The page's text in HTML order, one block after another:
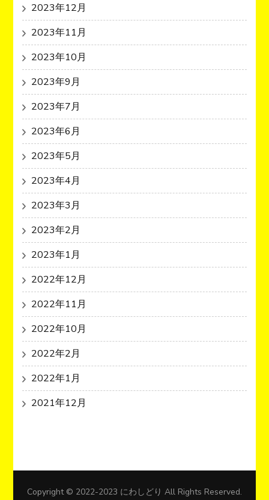
2023年12月
2023年11月
2023年10月
2023年9月
2023年7月
2023年6月
2023年5月
2023年4月
2023年3月
2023年2月
2023年1月
2022年12月
2022年11月
2022年10月
2022年2月
2022年1月
2021年12月
Copyright © 2022-2023 にわしどり All Rights Reserved.